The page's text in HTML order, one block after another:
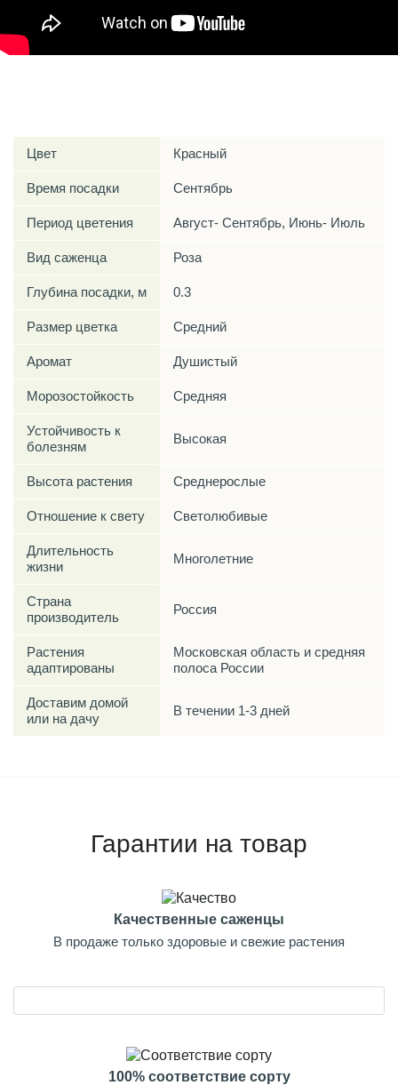
Цвет Красный
Время посадки Сентябрь
Период цветения Август- Сентябрь, Июнь- Июль
Вид саженца Роза
Глубина посадки, м 0.3
Размер цветка Средний
Аромат Душистый
Морозостойкость Средняя
Устойчивость к
болезням
Высокая
Высота растения Среднерослые
Отношение к свету Светолюбивые
Длительность
жизни
Многолетние
Страна
производитель
Россия
Растения
адаптированы
Московская область и средняя
полоса России
Доставим домой
или на дачу
В течении 1-3 дней
Гарантии на товар
Качественные саженцы
В продаже только здоровые и свежие растения
100% соответствие сорту